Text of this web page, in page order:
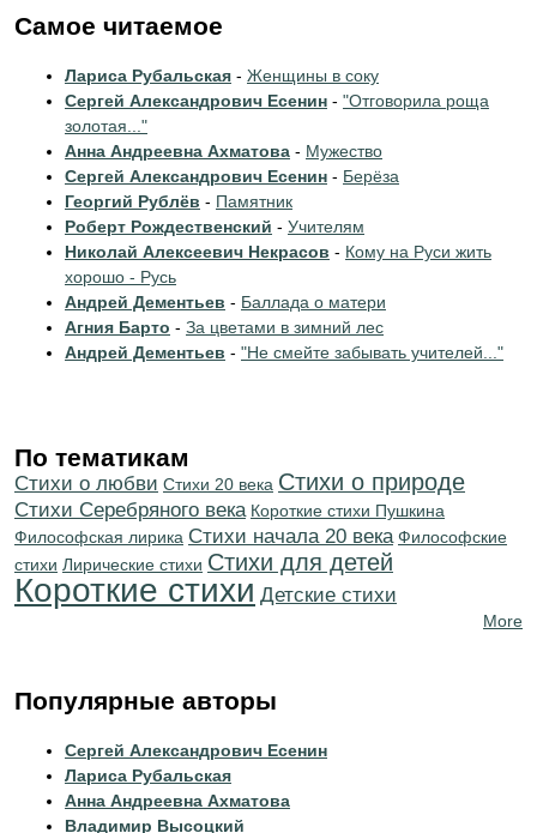
Самое читаемое
Лариса Рубальская - Женщины в соку
Сергей Александрович Есенин - "Отговорила роща
золотая..."
Анна Андреевна Ахматова - Мужество
Сергей Александрович Есенин - Берёза
Георгий Рублёв - Памятник
Роберт Рождественский - Учителям
Николай Алексеевич Некрасов - Кому на Руси жить
хорошо - Русь
Андрей Дементьев - Баллада о матери
Агния Барто - За цветами в зимний лес
Андрей Дементьев - "Не смейте забывать учителей..."
По тематикам
Стихи о любви Стихи 20 века Стихи о природе
Cтихи Серебряного века Короткие стихи Пушкина
Философская лирика Cтихи начала 20 века Философские
стихи Лирические стихи Стихи для детей
Короткие стихи Детские стихи
More
Популярные авторы
Сергей Александрович Есенин
Лариса Рубальская
Анна Андреевна Ахматова
Владимир Высоцкий